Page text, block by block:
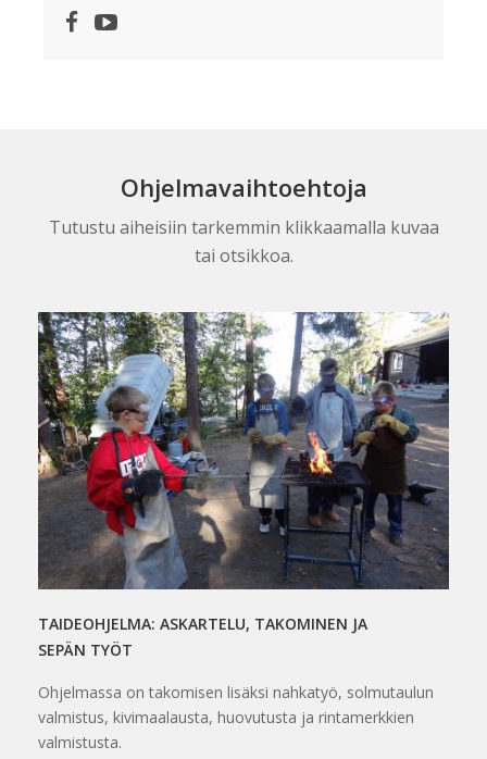
Facebook
YouTube
Ohjelmavaihtoehtoja
Tutustu aiheisiin tarkemmin klikkaamalla kuvaa
tai otsikkoa.
TAIDEOHJELMA: ASKARTELU, TAKOMINEN JA
SEPÄN TYÖT
Ohjelmassa on takomisen lisäksi nahkatyö, solmutaulun
valmistus, kivimaalausta, huovutusta ja rintamerkkien
valmistusta.